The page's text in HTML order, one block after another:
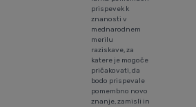
prispevek k
znanosti v
mednarodnem
merilu
raziskave, za
katere je mogoče
pričakovati, da
bodo prispevale
pomembno novo
znanje, zamisli in